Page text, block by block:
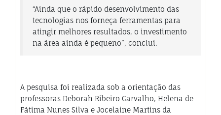
“Ainda que o rápido desenvolvimento das
tecnologias nos forneça ferramentas para
atingir melhores resultados, o investimento
na área ainda é pequeno”, conclui.
A pesquisa foi realizada sob a orientação das
professoras Deborah Ribeiro Carvalho, Helena de
Fátima Nunes Silva e Jocelaine Martins da